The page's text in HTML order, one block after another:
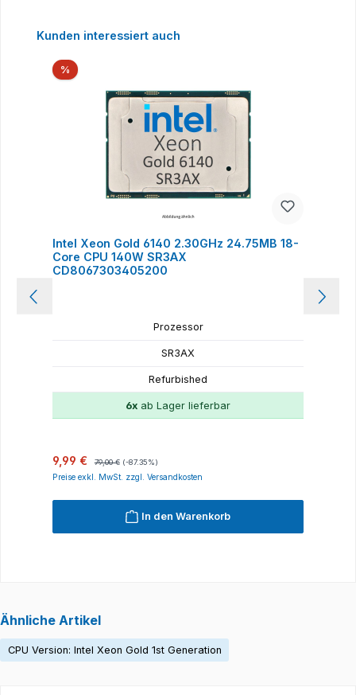
Produktgalerie überspringen
Kunden interessiert auch
%Rabatt
Intel Xeon Gold 6140 2.30GHz 24.75MB 18-
Core CPU 140W SR3AX
CD8067303405200
Prozessor
SR3AX
Refurbished
6x ab Lager lieferbar
Verkaufspreis:
9,99 € 79,00 € (-87.35%)
Preise exkl. MwSt. zzgl. Versandkosten
In den Warenkorb
Ähnliche Artikel
CPU Version: Intel Xeon Gold 1st Generation